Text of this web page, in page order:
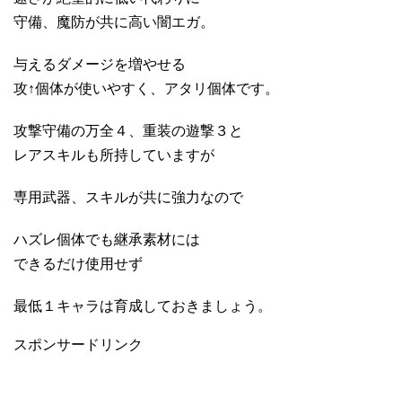
守備、魔防が共に高い闇エガ。
与えるダメージを増やせる
攻↑個体が使いやすく、アタリ個体です。
攻撃守備の万全４、重装の遊撃３と
レアスキルも所持していますが
専用武器、スキルが共に強力なので
ハズレ個体でも継承素材には
できるだけ使用せず
最低１キャラは育成しておきましょう。
スポンサードリンク